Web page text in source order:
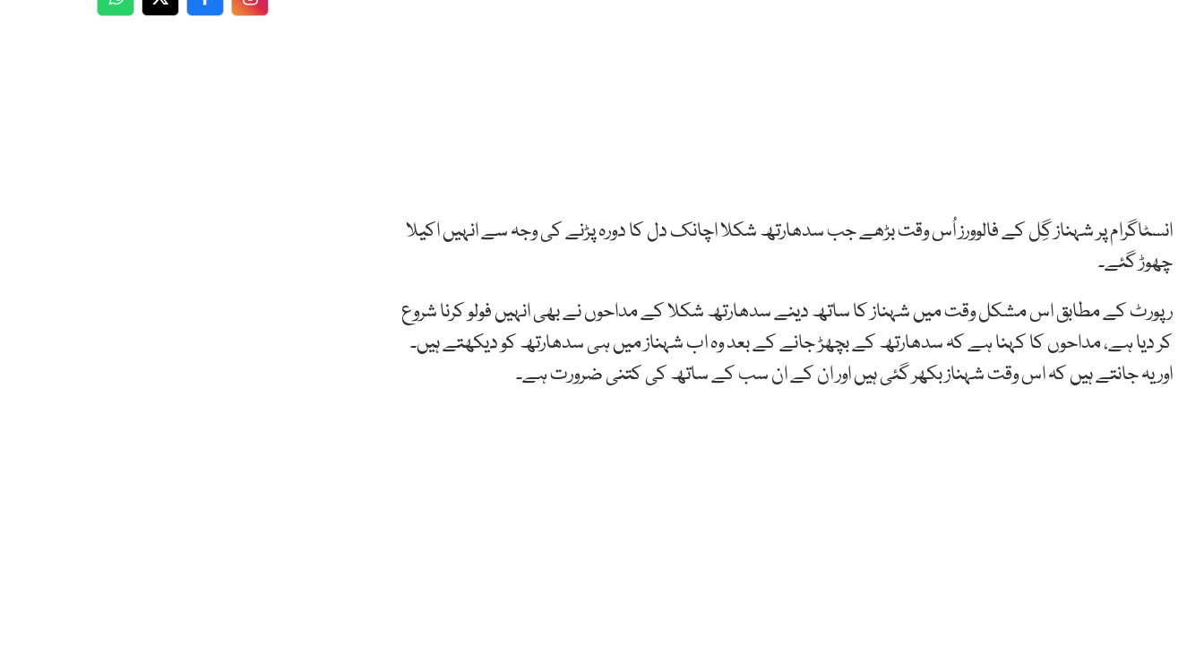
انسٹاگرام پر شہناز گِل کے فالوورز اُس وقت بڑھے جب سدھارتھ شکلا اچانک دل کا دورہ پڑنے کی وجہ سے انہیں اکیلا
چھوڑ گئے۔
رپورٹ کے مطابق اس مشکل وقت میں شہناز کا ساتھ دینے سدھارتھ شکلا کے مداحوں نے بھی انہیں فولو کرنا شروع
کر دیا ہے، مداحوں کا کہنا ہے کہ سدھارتھ کے بچھڑ جانے کے بعد وہ اب شہناز میں ہی سدھارتھ کو دیکھتے ہیں۔
اور یہ جانتے ہیں کہ اس وقت شہناز بکھر گئی ہیں اور ان کے ان سب کے ساتھ کی کتنی ضرورت ہے۔
WhatsApp
TwitterFacebookFacebook